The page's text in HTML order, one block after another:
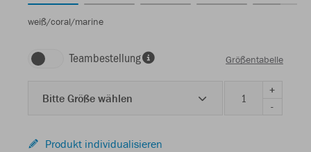
weiß/coral/marine
Teambestellung Größentabelle
Bitte Größe wählen
+
-
Produkt individualisieren